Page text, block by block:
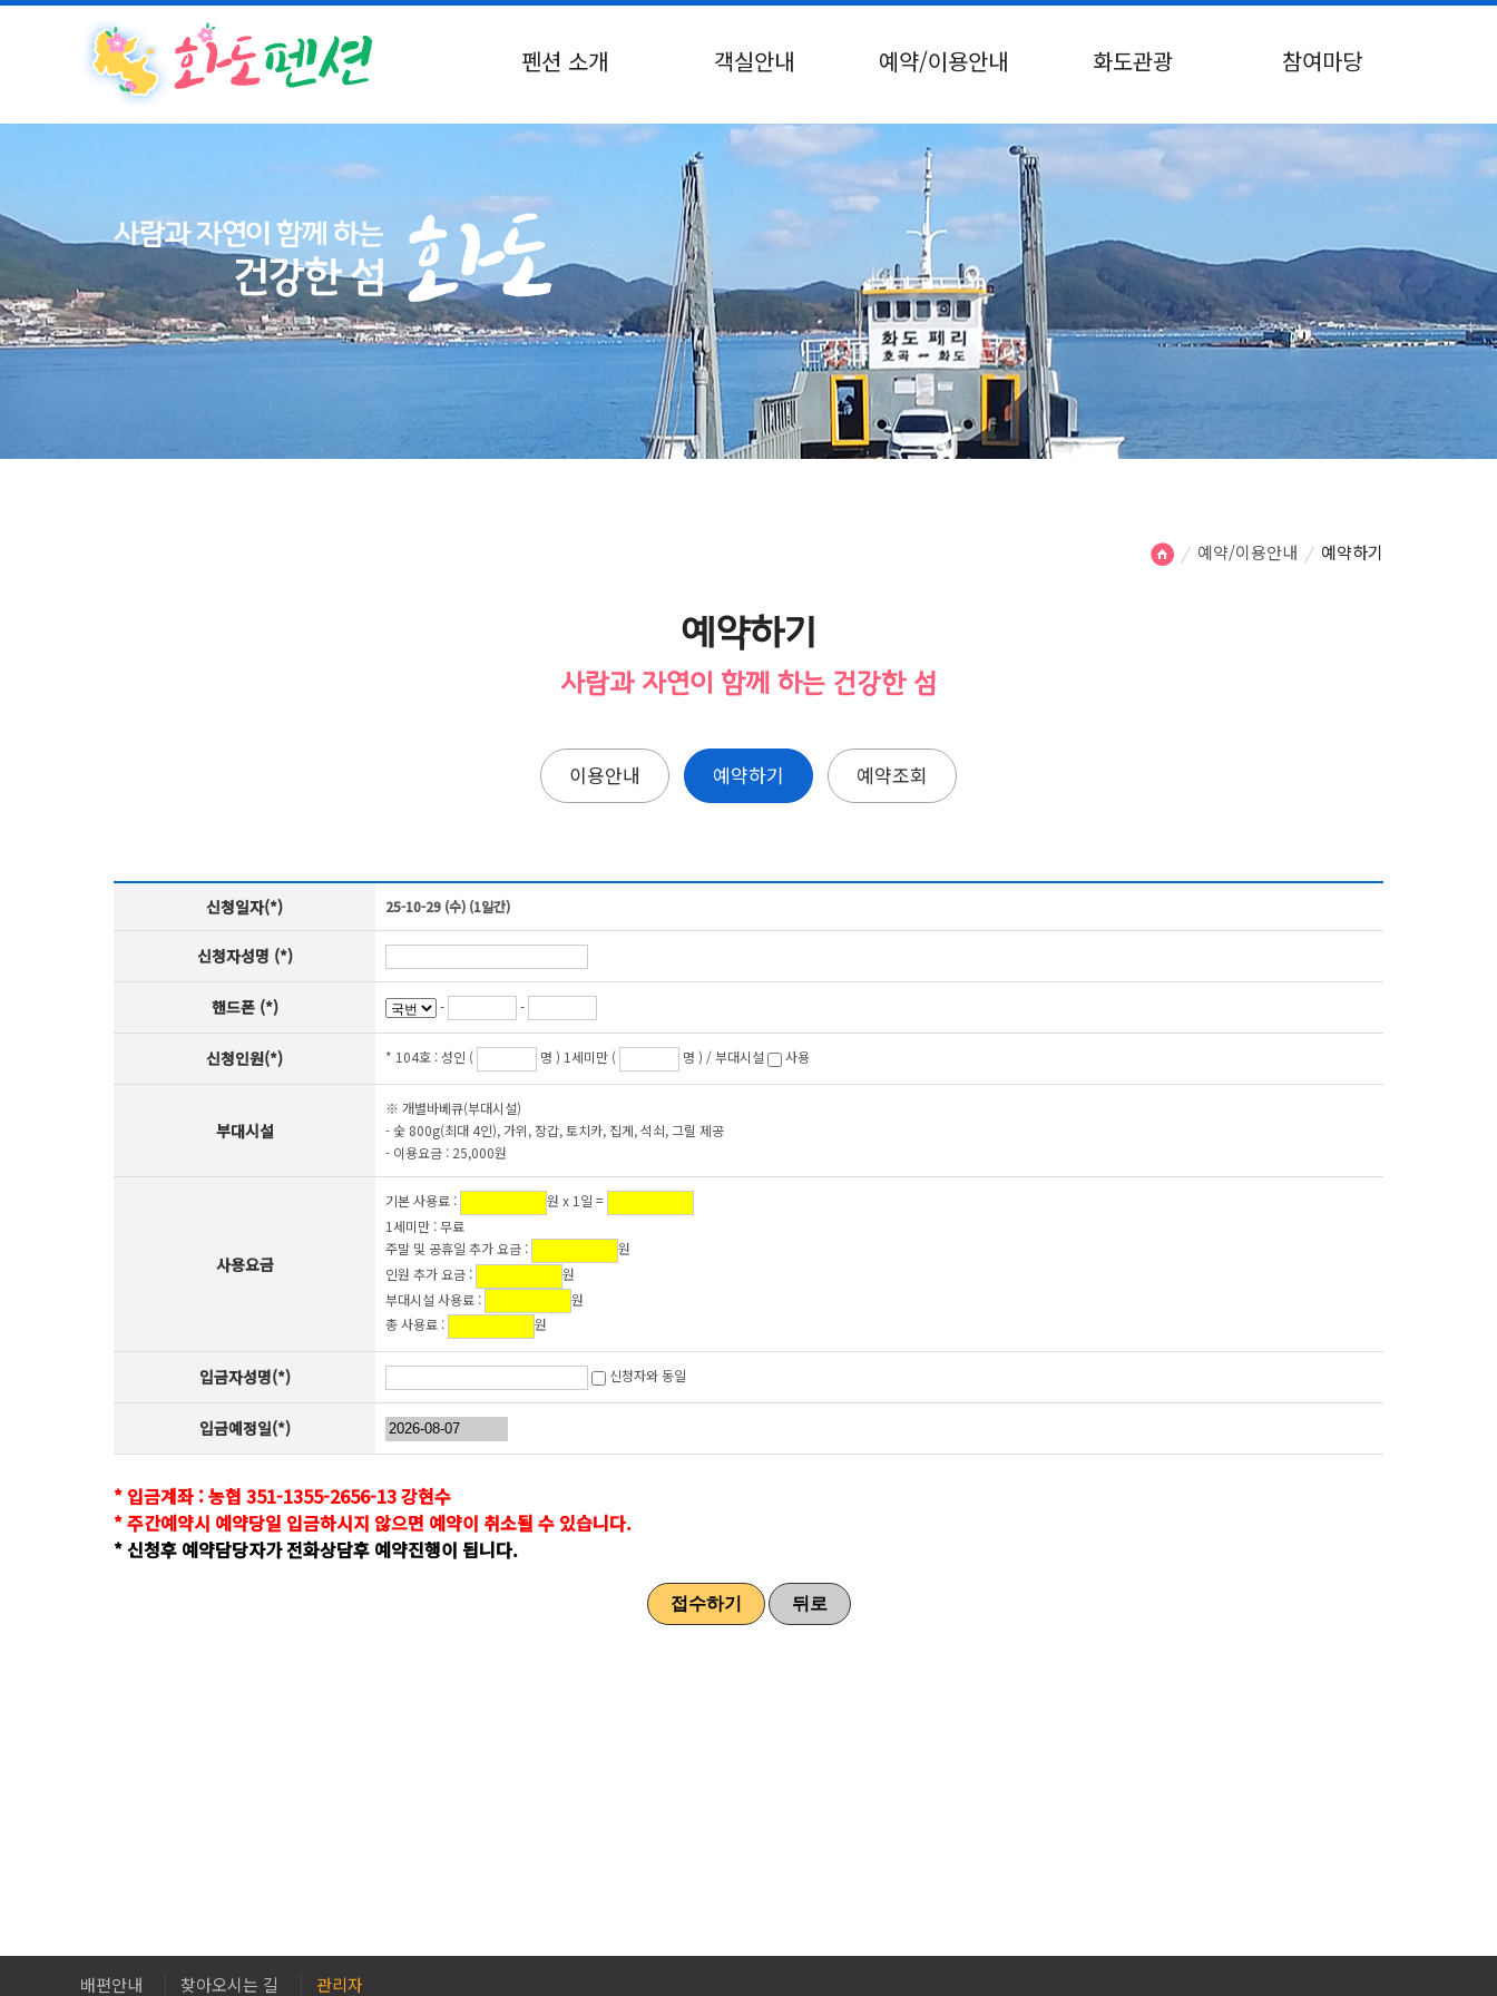
펜션 소개 객실안내 예약/이용안내 화도관광 참여마당
예약/이용안내 예약하기
예약하기
사람과 자연이 함께 하는 건강한 섬
이용안내 예약하기 예약조회
신청일자(*) 25-10-29 (수) (1일간)
신청자성명 (*)
핸드폰 (*) - -
신청인원(*) * 104호 :성인 ( 명 ) 1세미만 ( 명 ) / 부대시설 사용
부대시설
※ 개별바베큐(부대시설)
- 숯 800g(최대 4인), 가위, 장갑, 토치카, 집게, 석쇠, 그릴 제공
- 이용요금 : 25,000원
사용요금
기본 사용료 :
원 x 1일 =
1세미만 : 무료
주말 및 공휴일 추가 요금 :
원
인원 추가 요금 :
원
부대시설 사용료 :
원
총 사용료 :
원
입금자성명(*) 신청자와 동일
입금예정일(*)
* 입금계좌 : 농협 351-1355-2656-13 강현수
* 주간예약시 예약당일 입금하시지 않으면 예약이 취소될 수 있습니다.
* 신청후 예약담당자가 전화상담후 예약진행이 됩니다.
배편안내 찾아오시는 길 관리자